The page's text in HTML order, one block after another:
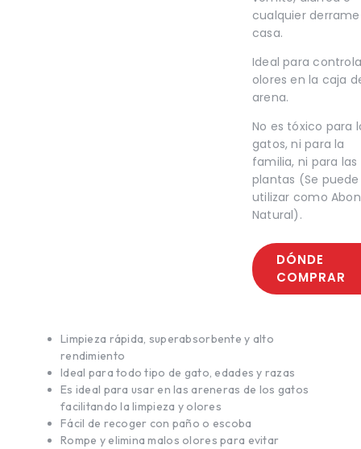
cualquier
casa.
Ideal para
olores en la caja
arena.
No es tóxico para
gatos, ni para la
familia, ni para las
plantas (Se puede
utilizar como
Natural).
DÓNDE
COMPRAR
Limpieza rápida, superabsorbente y alto
rendimiento
Ideal para todo tipo de gato, edades y razas
Es ideal para usar en las areneras de los gatos
facilitando la limpieza y olores
Fácil de recoger con paño o escoba
Rompe y elimina malos olores para evitar